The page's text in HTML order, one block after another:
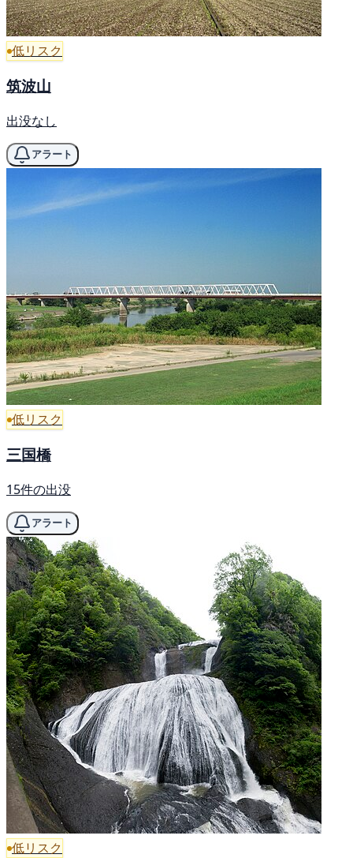
低リスク
筑波山
出没なし
アラート
低リスク
三国橋
15件の出没
アラート
低リスク